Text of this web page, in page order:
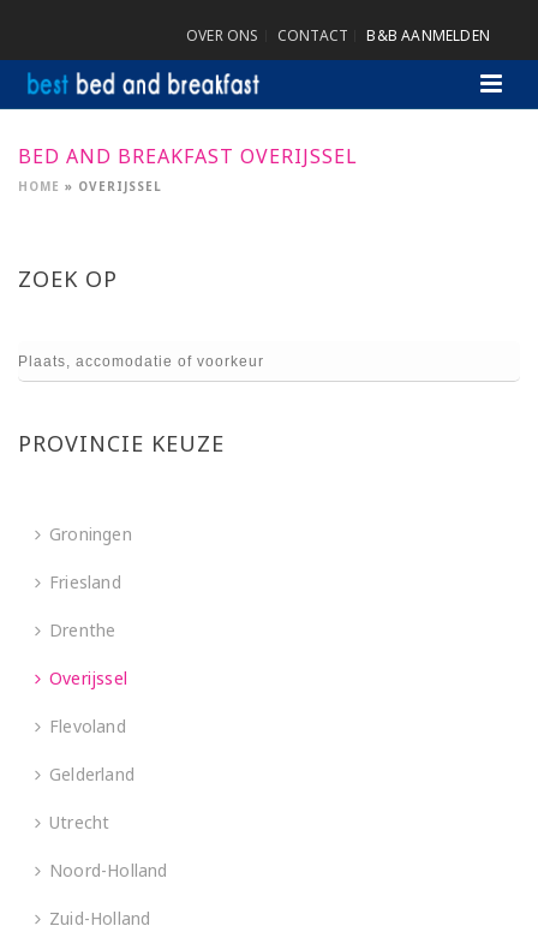
OVER ONS CONTACT B&B AANMELDEN
BED AND BREAKFAST OVERIJSSEL
HOME » OVERIJSSEL
ZOEK OP
PROVINCIE KEUZE
Groningen
Friesland
Drenthe
Overijssel
Flevoland
Gelderland
Utrecht
Noord-Holland
Zuid-Holland